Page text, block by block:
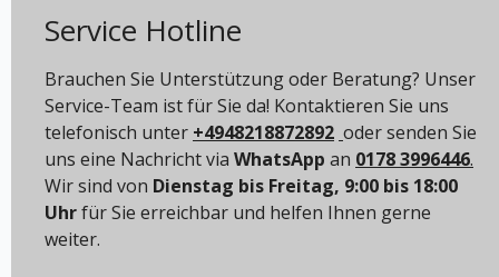
Service Hotline
Brauchen Sie Unterstützung oder Beratung? Unser
Service-Team ist für Sie da! Kontaktieren Sie uns
telefonisch unter +4948218872892 oder senden Sie
uns eine Nachricht via WhatsApp an 0178 3996446.
Wir sind von Dienstag bis Freitag, 9:00 bis 18:00
Uhrfür Sie erreichbar und helfen Ihnen gerne
weiter.